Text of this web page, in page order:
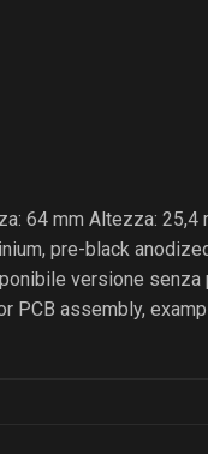
64 mm Altezza: 25,4
pre-black
versione senza
PCB assembly,